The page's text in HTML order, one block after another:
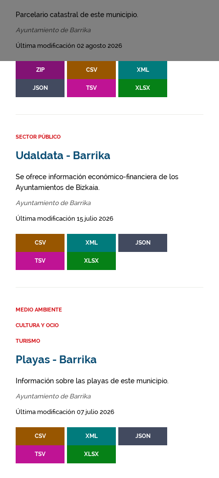
Parcelario catastral de este municipio.
Ayuntamiento de Barrika
Última modificación 02 agosto 2026
ZIP CSV XML
JSON TSV XLSX
SECTOR PÚBLICO
Udaldata - Barrika
Se ofrece información económico-financiera de los
Ayuntamientos de Bizkaia.
Ayuntamiento de Barrika
Última modificación 15 julio 2026
CSV XML JSON
TSV XLSX
MEDIO AMBIENTE
CULTURA Y OCIO
TURISMO
Playas - Barrika
Información sobre las playas de este municipio.
Ayuntamiento de Barrika
Última modificación 07 julio 2026
CSV XML JSON
TSV XLSX